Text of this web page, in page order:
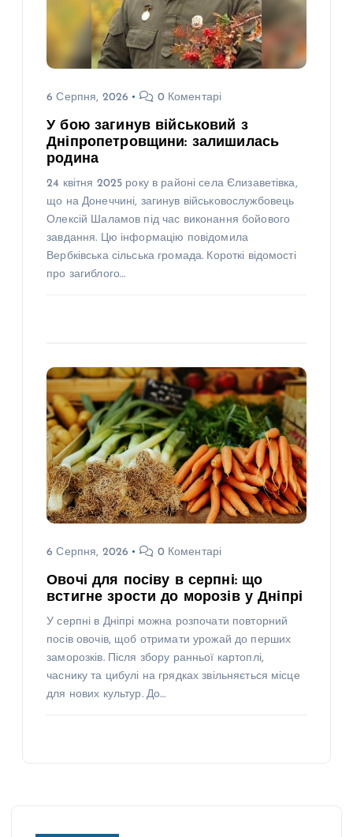
6 Серпня, 2026 0 Коментарі
У бою загинув військовий з
Дніпропетровщини: залишилась
родина
24 квітня 2025 року в районі села Єлизаветівка,
що на Донеччині, загинув військовослужбовець
Олексій Шаламов під час виконання бойового
завдання. Цю інформацію повідомила
Вербківська сільська громада. Короткі відомості
про загиблого…
6 Серпня, 2026 0 Коментарі
Овочі для посіву в серпні: що
встигне зрости до морозів у Дніпрі
У серпні в Дніпрі можна розпочати повторний
посів овочів, щоб отримати урожай до перших
заморозків. Після збору ранньої картоплі,
часнику та цибулі на грядках звільняється місце
для нових культур. До…